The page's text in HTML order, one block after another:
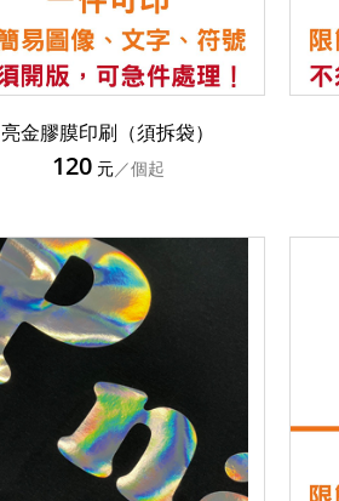
亮金膠膜印刷（須拆袋）
120 元／個起